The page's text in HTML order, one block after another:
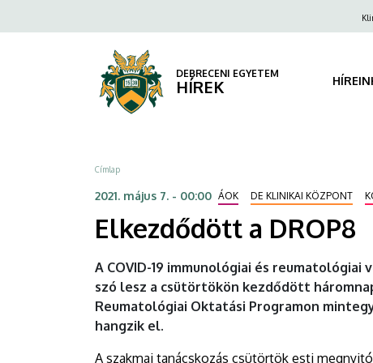
EGYETEM
a
Felső
DEBRECENI EGYETEM
HÍREK
Morzsa
Címlap
2021. május 7. - 00:00 ÁOK DE KLINIKAI KÖZPONT
Elkezdődött a DROP8
A COVID-19 immunológiai és
szó lesz a csütörtökön kezdődött
Reumatológiai Oktatási Programon
hangzik el.
A szakmai tanácskozás csütörtök esti